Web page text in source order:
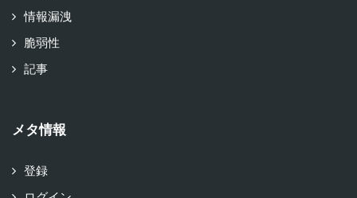
情報漏洩
脆弱性
記事
メタ情報
登録